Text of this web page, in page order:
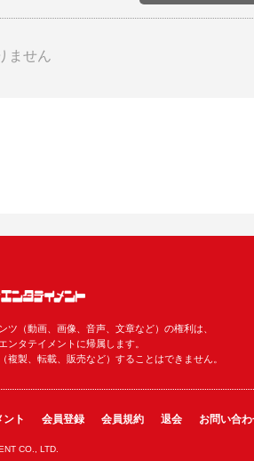
ません
ツ（動画、画像、音声、文章など）の権利は、
ンタテイメントに帰属します。
複製、転載、販売など）することはできません。
ト 会員登録 会員規約 退会 お問い合
CO., LTD.